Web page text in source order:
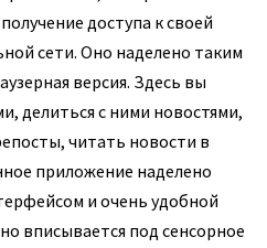
доступа к своей
сети. Оно наделено таким
версия. Здесь вы
делиться с ними новостями,
читать новости в
приложение наделено
и очень удобной
вписывается под сенсорное